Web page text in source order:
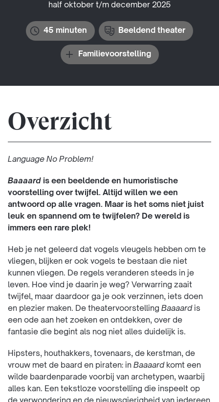
half oktober t/m december 2025
45 minuten Beeldend theater
Familievoorstelling
Overzicht
Language No Problem!
Baaaard is een beeldende en humoristische
voorstelling over twijfel. Altijd willen we een
antwoord op alle vragen. Maar is het soms niet juist
leuk en spannend om te twijfelen? De wereld is
immers een rare plek!
Heb je net geleerd dat vogels vleugels hebben om te
vliegen, blijken er ook vogels te bestaan die niet
kunnen vliegen. De regels veranderen steeds in je
leven. Hoe vind je daarin je weg? Verwarring zaait
twijfel, maar daardoor ga je ook verzinnen, iets doen
en plezier maken. De theatervoorstelling Baaaard is
een ode aan het zoeken en ontdekken, over de
fantasie die begint als nog niet alles duidelijk is.
Hipsters, houthakkers, tovenaars, de kerstman, de
vrouw met de baard en piraten: in Baaaard komt een
wilde baardenparade voorbij van archetypen, waarbij
alles kan. Een tekstloze voorstelling die inspeelt op